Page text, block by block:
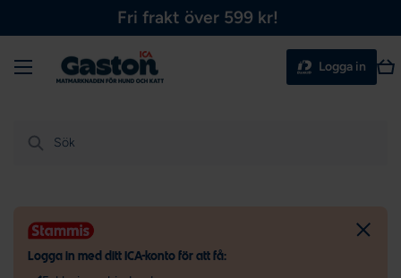
Hoppa till innehålletFri frakt över 599 kr!
Meny Logga in
Sök
Logga in med ditt ICA-konto för att få: